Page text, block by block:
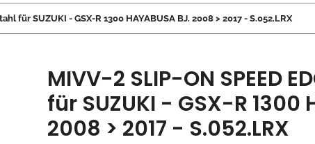
für SUZUKI - GSX-R 1300 HAYABUSA BJ. 2008 > 2017 - S.052.LRX
MIVV-2 SLIP-ON SPEED
für SUZUKI - GSX-R 1300
2008 > 2017 - S.052.LRX